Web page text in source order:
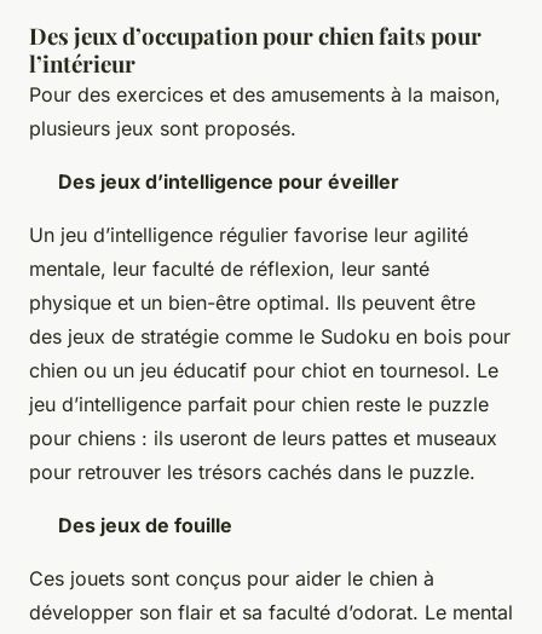
Des jeux d’occupation pour chien faits pour
l’intérieur
Pour des exercices et des amusements à la maison,
plusieurs jeux sont proposés.
Des jeux d’intelligence pour éveiller
Un jeu d’intelligence régulier favorise leur agilité
mentale, leur faculté de réflexion, leur santé
physique et un bien-être optimal. Ils peuvent être
des jeux de stratégie comme le Sudoku en bois pour
chien ou un jeu éducatif pour chiot en tournesol. Le
jeu d’intelligence parfait pour chien reste le puzzle
pour chiens : ils useront de leurs pattes et museaux
pour retrouver les trésors cachés dans le puzzle.
Des jeux de fouille
Ces jouets sont conçus pour aider le chien à
développer son flair et sa faculté d’odorat. Le mental